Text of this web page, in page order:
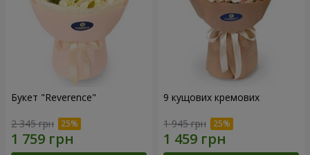
Букет "Reverence"
2 345 грн
9 кущових кремових
1 945 грн